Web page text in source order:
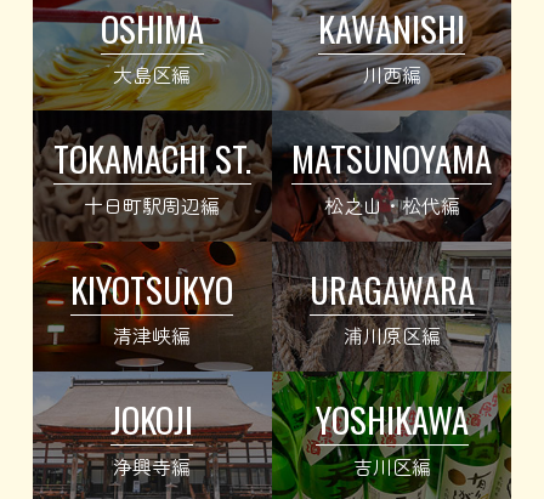
OSHIMA
大島区編
KAWANISHI
川西編
TOKAMACHI ST.
十日町駅周辺編
MATSUNOYAMA
松之山・松代編
KIYOTSUKYO
清津峡編
URAGAWARA
浦川原区編
JOKOJI
浄興寺編
YOSHIKAWA
吉川区編